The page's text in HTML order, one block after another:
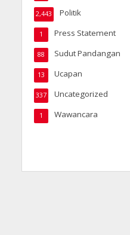
Politik
2,443
Press Statement
1
Sudut Pandangan
88
Ucapan
13
Uncategorized
337
Wawancara
1